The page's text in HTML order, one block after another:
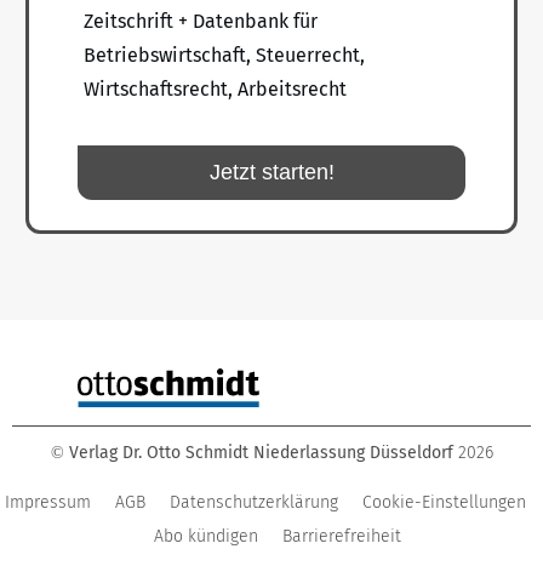
Zeitschrift + Datenbank für
Betriebswirtschaft, Steuerrecht,
Wirtschaftsrecht, Arbeitsrecht
Jetzt starten!
© Verlag Dr. Otto Schmidt Niederlassung Düsseldorf 2026
Impressum AGB Datenschutzerklärung
Cookie-Einstellungen
Abo kündigen
Barrierefreiheit